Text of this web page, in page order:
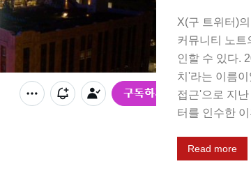
X(구 트위터)
커뮤니티 노트
인할 수 있다.
치'라는 이름
접근'으로 지
터를 인수한
Read more